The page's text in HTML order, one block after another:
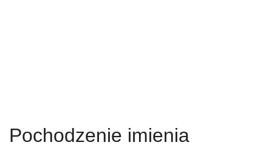
Pochodzenie imienia